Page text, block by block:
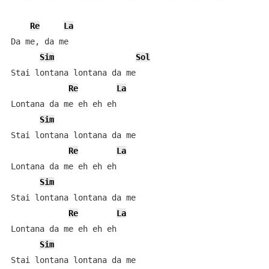
Re
La
Da me, da me
Sim
Sol
Stai lontana lontana da me
Re
La
Lontana da me eh eh eh
Sim
Stai lontana lontana da me
Re
La
Lontana da me eh eh eh
Sim
Stai lontana lontana da me
Re
La
Lontana da me eh eh eh
Sim
Stai lontana lontana da me